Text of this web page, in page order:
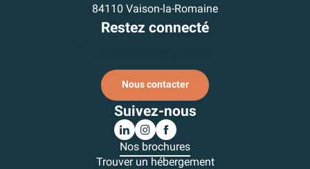
84110 Vaison-la-Romaine
Restez connecté
Nous contacter
Suivez-nous
Nos brochures
Trouver un hébergement